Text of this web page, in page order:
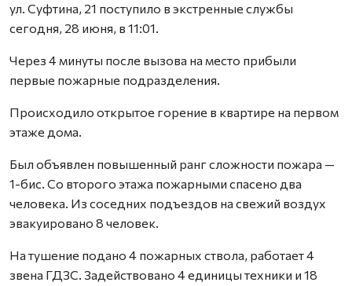
ул. Суфтина, 21 поступило в экстренные службы
сегодня, 28 июня, в 11:01.
Через 4 минуты после вызова на место прибыли
первые пожарные подразделения.
Происходило открытое горение в квартире на первом
этаже дома.
Был объявлен повышенный ранг сложности пожара —
1-бис. Со второго этажа пожарными спасено два
человека. Из соседних подъездов на свежий воздух
эвакуировано 8 человек.
На тушение подано 4 пожарных ствола, работает 4
звена ГДЗС. Задействовано 4 единицы техники и 18